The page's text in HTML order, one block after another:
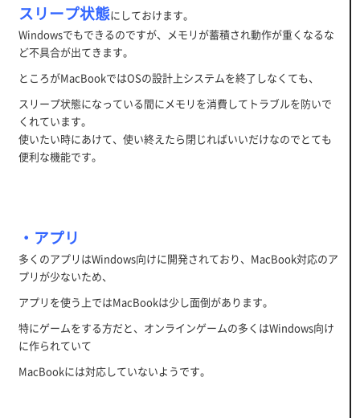
スリープ状態にしておけます。
Windowsでもできるのですが、メモリが蓄積され動作が重くなるな
ど不具合が出てきます。
ところがMacBookではOSの設計上システムを終了しなくても、
スリープ状態になっている間にメモリを消費してトラブルを防いで
くれています。
使いたい時にあけて、使い終えたら閉じればいいだけなのでとても
便利な機能です。
・アプリ
多くのアプリはWindows向けに開発されており、MacBook対応のア
プリが少ないため、
アプリを使う上ではMacBookは少し面倒があります。
特にゲームをする方だと、オンラインゲームの多くはWindows向け
に作られていて
MacBookには対応していないようです。